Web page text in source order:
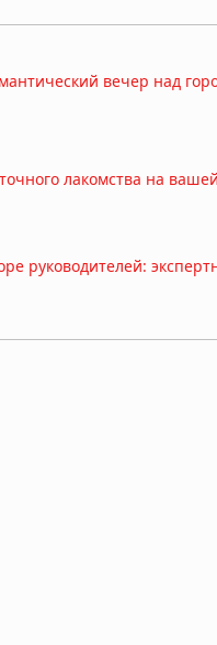
вечер над
лакомства на
руководителей: